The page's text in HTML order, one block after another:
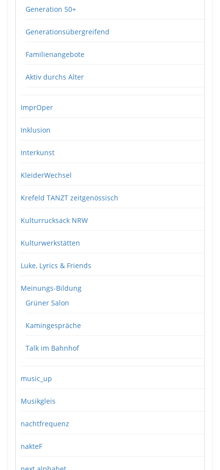
Generation 50+
Generationsübergreifend
Familienangebote
Aktiv durchs Alter
ImprOper
Inklusion
Interkunst
KleiderWechsel
Krefeld TANZT zeitgenössisch
Kulturrucksack NRW
Kulturwerkstätten
Luke, Lyrics & Friends
Meinungs-Bildung
Grüner Salon
Kamingespräche
Talk im Bahnhof
music_up
Musikgleis
nachtfrequenz
nakteF